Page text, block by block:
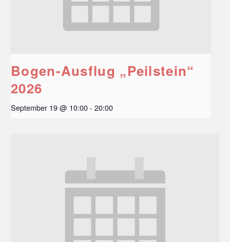
Bogen-Ausflug „Peilstein“
2026
September 19 @ 10:00- 20:00